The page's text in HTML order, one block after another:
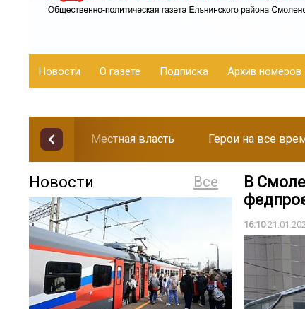
Новости О газете Подписка Архив номеров
Местная власть Герои на все
Все
Новости
В
16:10